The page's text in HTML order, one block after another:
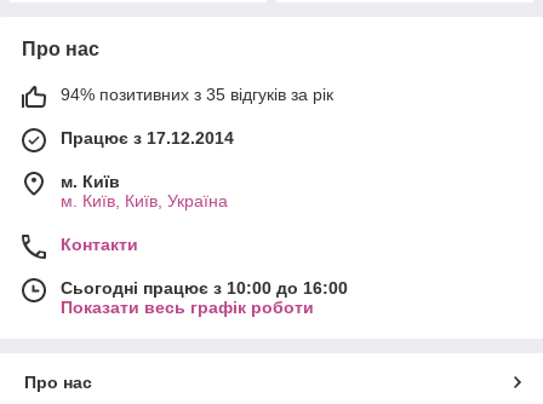
Про нас
94% позитивних з 35 відгуків за рік
Працює з 17.12.2014
м. Київ
м. Київ, Київ, Україна
Контакти
Сьогодні працює з 10:00 до 16:00
Показати весь графік роботи
Про нас